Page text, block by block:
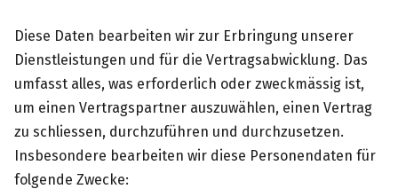
Diese Daten bearbeiten wir zur Erbringung unserer
Dienstleistungen und für die Vertragsabwicklung. Das
umfasst alles, was erforderlich oder zweckmässig ist,
um einen Vertragspartner auszuwählen, einen Vertrag
zu schliessen, durchzuführen und durchzusetzen.
Insbesondere bearbeiten wir diese Personendaten für
folgende Zwecke: